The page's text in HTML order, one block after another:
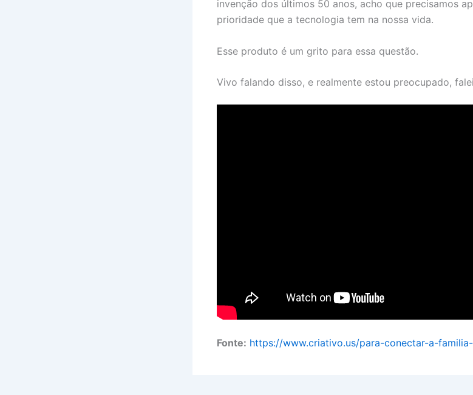
invenção dos últimos 50 anos, acho que precisamos
prioridade que a tecnologia tem na nossa vida.
Esse produto é um grito para essa questão.
Vivo falando disso, e realmente estou preocupado, falei
Fonte: https://www.criativo.us/para-conectar-a-